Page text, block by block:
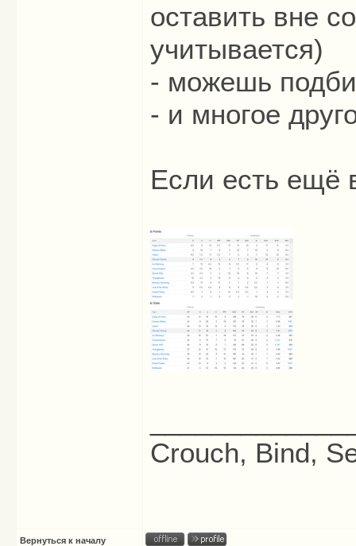
оставить вне
учитывается)
- можешь
- и многое
Если есть ещё
Crouch, Bind,
Вернуться к началу